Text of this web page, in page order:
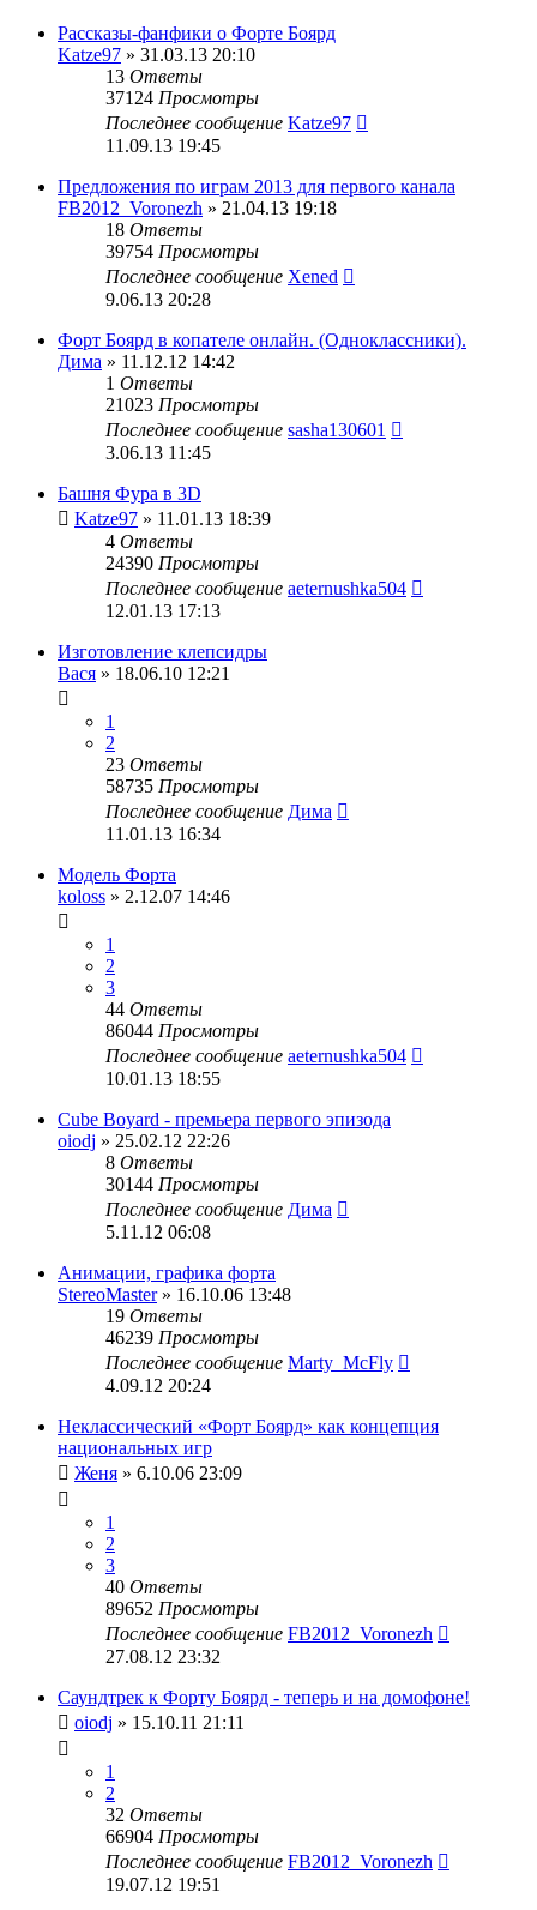
Рассказы-фанфики о Форте Боярд
Katze97 » 31.03.13 20:10
13 Ответы
37124 Просмотры
Последнее сообщение Katze97
11.09.13 19:45
Предложения по играм 2013 для первого канала
FB2012_Voronezh » 21.04.13 19:18
18 Ответы
39754 Просмотры
Последнее сообщение Xened
9.06.13 20:28
Форт Боярд в копателе онлайн. (Одноклассники).
Дима » 11.12.12 14:42
1 Ответы
21023 Просмотры
Последнее сообщение sasha130601
3.06.13 11:45
Башня Фура в 3D
Katze97 » 11.01.13 18:39
4 Ответы
24390 Просмотры
Последнее сообщение aeternushka504
12.01.13 17:13
Изготовление клепсидры
Вася » 18.06.10 12:21
1
2
23 Ответы
58735 Просмотры
Последнее сообщение Дима
11.01.13 16:34
Модель Форта
koloss » 2.12.07 14:46
1
2
3
44 Ответы
86044 Просмотры
Последнее сообщение aeternushka504
10.01.13 18:55
Cube Boyard - премьера первого эпизода
oiodj » 25.02.12 22:26
8 Ответы
30144 Просмотры
Последнее сообщение Дима
5.11.12 06:08
Анимации, графика форта
StereoMaster» 16.10.06 13:48
19 Ответы
46239 Просмотры
Последнее сообщение Marty_McFly
4.09.12 20:24
Неклассический «Форт Боярд» как концепция
национальных игр
Женя » 6.10.06 23:09
1
2
3
40 Ответы
89652 Просмотры
Последнее сообщение FB2012_Voronezh
27.08.12 23:32
Саундтрек к Форту Боярд - теперь и на домофоне!
oiodj » 15.10.11 21:11
1
2
32 Ответы
66904 Просмотры
Последнее сообщение FB2012_Voronezh
19.07.12 19:51